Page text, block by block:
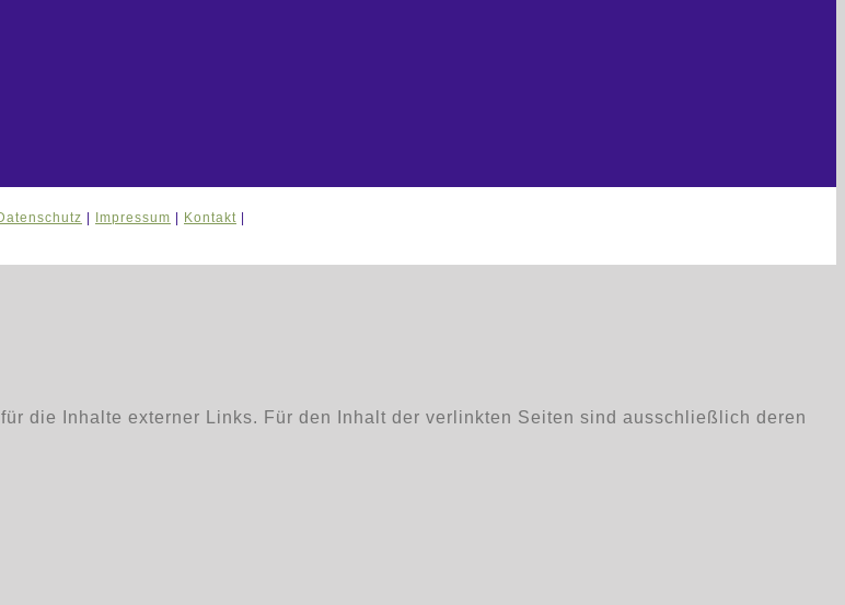
| Impressum | Kontakt |
die Inhalte externer Links. Für den Inhalt der verlinkten Seiten sind ausschließlich deren